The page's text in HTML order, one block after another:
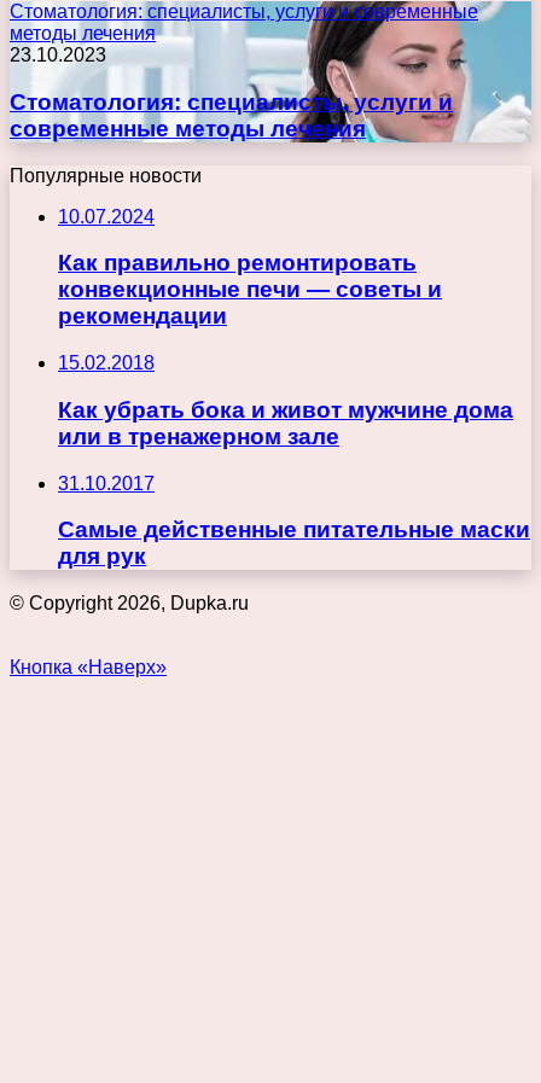
Стоматология: специалисты, услуги и современные
методы лечения
23.10.2023
Стоматология: специалисты, услуги и
современные методы лечения
Популярные новости
10.07.2024
Как правильно ремонтировать
конвекционные печи — советы и
рекомендации
15.02.2018
Как убрать бока и живот мужчине дома
или в тренажерном зале
31.10.2017
Самые действенные питательные маски
для рук
© Copyright 2026, Dupka.ru
Кнопка «Наверх»